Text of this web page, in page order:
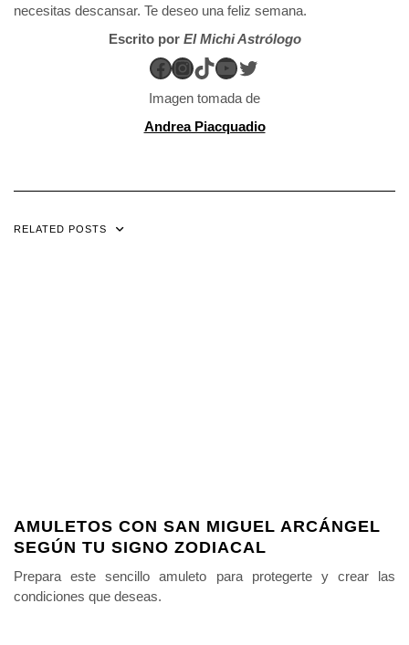
necesitas descansar. Te deseo una feliz semana.
Escrito por El Michi Astrólogo
Facebook
Instagram
TikTok
YouTube
Twitter
Imagen tomada de
Andrea Piacquadio
RELATED POSTS
AMULETOS CON SAN MIGUEL ARCÁNGEL
SEGÚN TU SIGNO ZODIACAL
Prepara este sencillo amuleto para protegerte y crear las
condiciones que deseas.